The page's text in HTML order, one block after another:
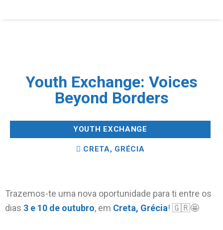
Youth Exchange: Voices
Beyond Borders
YOUTH EXCHANGE
CRETA, GRÉCIA
Trazemos-te uma nova oportunidade para ti entre os
dias 3 e 10 de outubro, em Creta, Grécia! 🇬🇷🤩